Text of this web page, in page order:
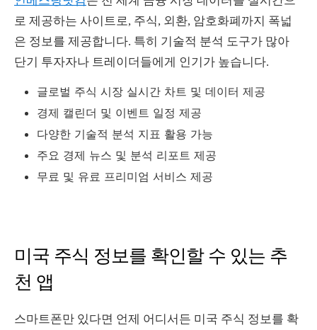
로 제공하는 사이트로, 주식, 외환, 암호화폐까지 폭넓
은 정보를 제공합니다. 특히 기술적 분석 도구가 많아
단기 투자자나 트레이더들에게 인기가 높습니다.
글로벌 주식 시장 실시간 차트 및 데이터 제공
경제 캘린더 및 이벤트 일정 제공
다양한 기술적 분석 지표 활용 가능
주요 경제 뉴스 및 분석 리포트 제공
무료 및 유료 프리미엄 서비스 제공
미국 주식 정보를 확인할 수 있는 추
천 앱
스마트폰만 있다면 언제 어디서든 미국 주식 정보를 확